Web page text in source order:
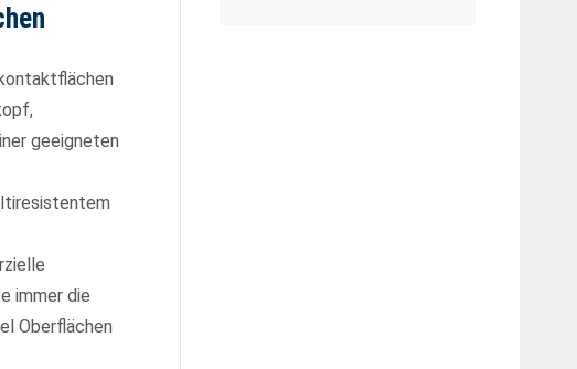
nascetur ridiculus mus. Donec quam felis, ultricies nec.
geeigneten
immer die
Oberflächen